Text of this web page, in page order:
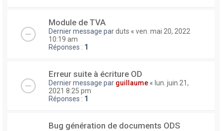
Module de TVA
Dernier message parduts « ven. mai 20, 2022
10:19 am
Réponses : 1
Erreur suite à écriture OD
Dernier message par guillaume « lun. juin 21,
2021 8:25 pm
Réponses : 1
Bug génération de documents ODS